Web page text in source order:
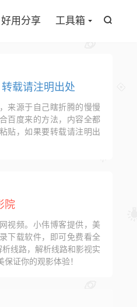

好用分享 工具箱
载请注明出处
来源于自己瞎折腾的慢慢
百度来的方法，内容全都
贴，如果要转载请注明出
院
视频。小伟博客提供，美
下载软件，即可免费看全
线路，解析线路和影视实
证你的观影体验！